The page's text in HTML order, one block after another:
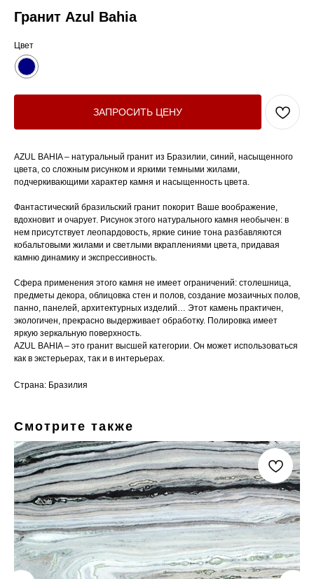
Гранит Azul Bahia
Цвет
ЗАПРОСИТЬ ЦЕНУ
AZUL BAHIA – натуральный гранит из Бразилии, синий, насыщенного
цвета, со сложным рисунком и яркими темными жилами,
подчеркивающими характер камня и насыщенность цвета.
Фантастический бразильский гранит покорит Ваше воображение,
вдохновит и очарует. Рисунок этого натурального камня необычен: в
нем присутствует леопардовость, яркие синие тона разбавляются
кобальтовыми жилами и светлыми вкраплениями цвета, придавая
камню динамику и экспрессивность.
Сфера применения этого камня не имеет ограничений: столешница,
предметы декора, облицовка стен и полов, создание мозаичных полов,
панно, панелей, архитектурных изделий… Этот камень практичен,
экологичен, прекрасно выдерживает обработку. Полировка имеет
яркую зеркальную поверхность.
AZUL BAHIA – это гранит высшей категории. Он может использоваться
как в экстерьерах, так и в интерьерах.
Страна: Бразилия
Смотрите также